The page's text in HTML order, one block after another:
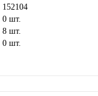
152104
0 шт.
8 шт.
0 шт.